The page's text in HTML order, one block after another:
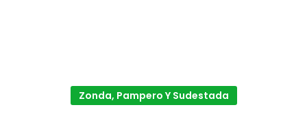
Zonda, Pampero Y Sudestada